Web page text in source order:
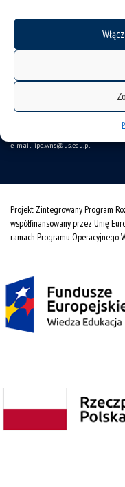
Instytut Pedagogiki
ul. Grażyńskiego 53
40-126 Katowice
tel. 32 35 99 709 tel./fax 32 35 99
e-mail: ipe.wns@us.edu.pl
Projekt Zintegrowany Program
współfinansowany przez Unię
ramach Programu Operacyjnego